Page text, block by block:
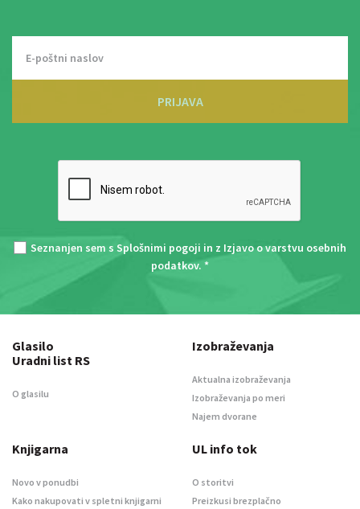
PRIJAVA
Seznanjen sem s Splošnimi pogoji in z Izjavo o varstvu osebnih
podatkov. *
Glasilo
Uradni list RS
O glasilu
Izobraževanja
Aktualna izobraževanja
Izobraževanja po meri
Najem dvorane
Knjigarna
Novo v ponudbi
Kako nakupovati v spletni knjigarni
UL info tok
O storitvi
Preizkusi brezplačno